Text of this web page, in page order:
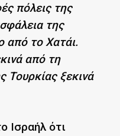
πόλεις της
της
από το Χατάι.
από τη
ξεκινά
Ισραήλ ότι